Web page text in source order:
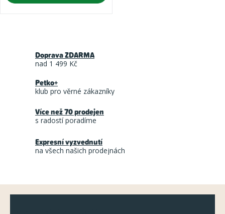
d
p
r
k
Doprava ZDARMA
nad 1 499 Kč
Petko+
klub pro věrné zákazníky
Více než 70 prodejen
s radostí poradíme
Expresní vyzvednutí
na všech našich prodejnách